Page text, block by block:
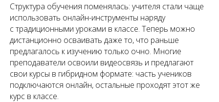
Структура обучения поменялась: учителя стали чаще
использовать онлайн-инструменты наряду
с традиционными уроками в классе. Теперь можно
дистанционно осваивать даже то, что раньше
предлагалось к изучению только очно. Многие
преподаватели освоили видеосвязь и предлагают
свои курсы в гибридном формате: часть учеников
подключаются онлайн, остальные проходят этот же
курс в классе.